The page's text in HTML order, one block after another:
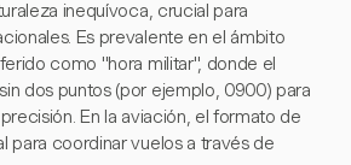
inequívoca, crucial para
Es prevalente en el ámbito
como "hora militar", donde el
dos puntos (por ejemplo, 0900) para
En la aviación, el formato de
para coordinar vuelos a través de